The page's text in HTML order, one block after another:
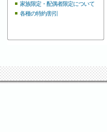
家族限定・配偶者限定について
各種の特約/割引